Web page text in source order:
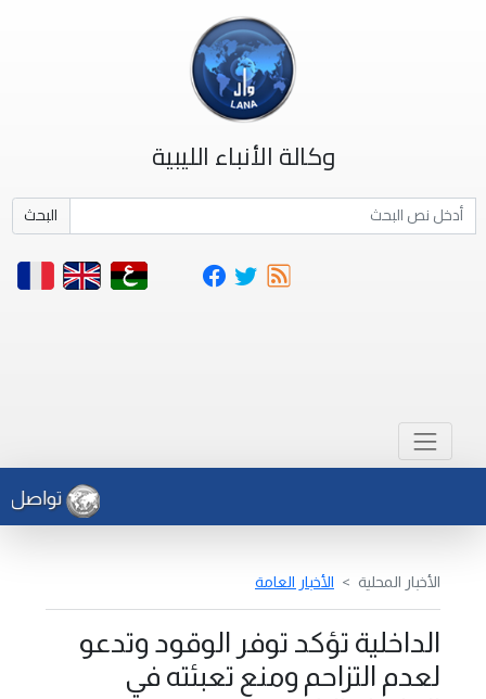
وكالة الأنباء الليبية
البحث
تواصل
الأخبار المحلية الأخبار العامة
الداخلية تؤكد توفر الوقود وتدعو
لعدم التزاحم ومنع تعبئته في